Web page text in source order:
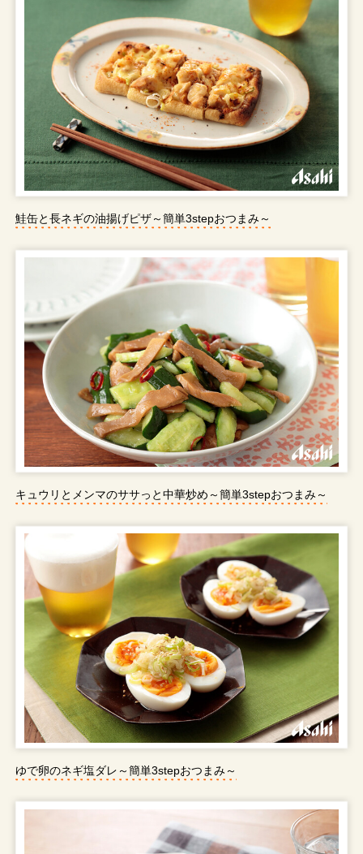
鮭缶と長ネギの油揚げピザ～簡単3stepおつまみ～
キュウリとメンマのササっと中華炒め～簡単3stepおつまみ～
ゆで卵のネギ塩ダレ～簡単3stepおつまみ～